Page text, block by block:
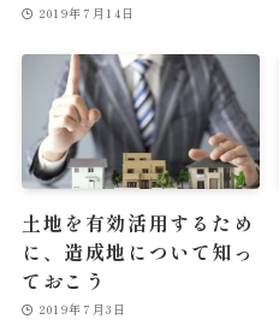
2019年7月14日
土地を有効活用するため
に、造成地について知っ
ておこう
2019年7月3日